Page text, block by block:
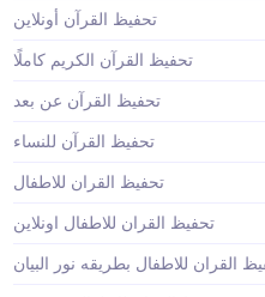
تحفيظ القرآن أونلاين
تحفيظ القرآن الكريم كاملًا
تحفيظ القرآن عن بعد
تحفيظ القرآن للنساء
تحفيظ القران للاطفال
تحفيظ القران للاطفال اونلاين
القران للاطفال بطريقه نور البيان